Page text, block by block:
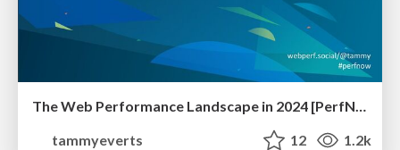
The Web Performance Landscape in 2024 [PerfNow 2024]
tammyeverts
12 1.2k